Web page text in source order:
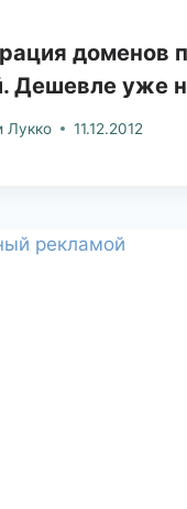
доменов
Дешевле уже
Лукко 11.12.2012